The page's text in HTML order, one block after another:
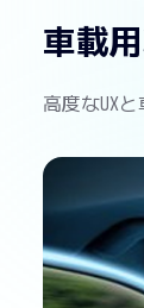
車載
高度なUX